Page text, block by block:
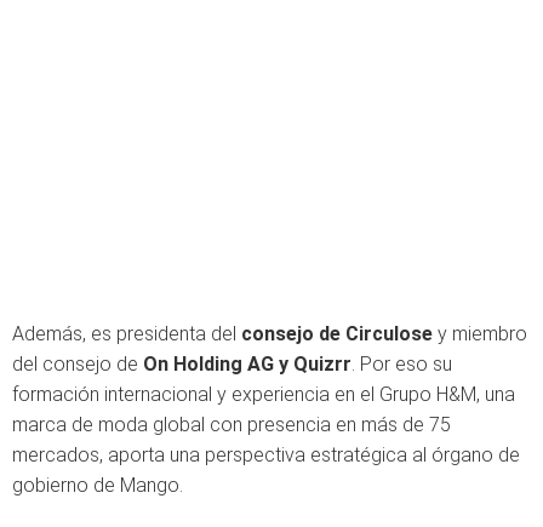
Además, es presidenta del consejo de Circulose y miembro
del consejo de On Holding AG y Quizrr. Por eso su
formación internacional y experiencia en el Grupo H&M, una
marca de moda global con presencia en más de 75
mercados, aporta una perspectiva estratégica al órgano de
gobierno de Mango.